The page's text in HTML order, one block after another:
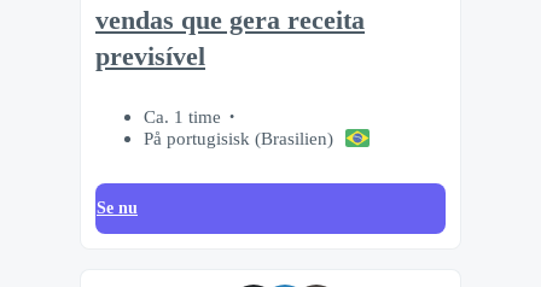
vendas que gera receita
previsível
Ca. 1 time
På portugisisk (Brasilien)
Se nu